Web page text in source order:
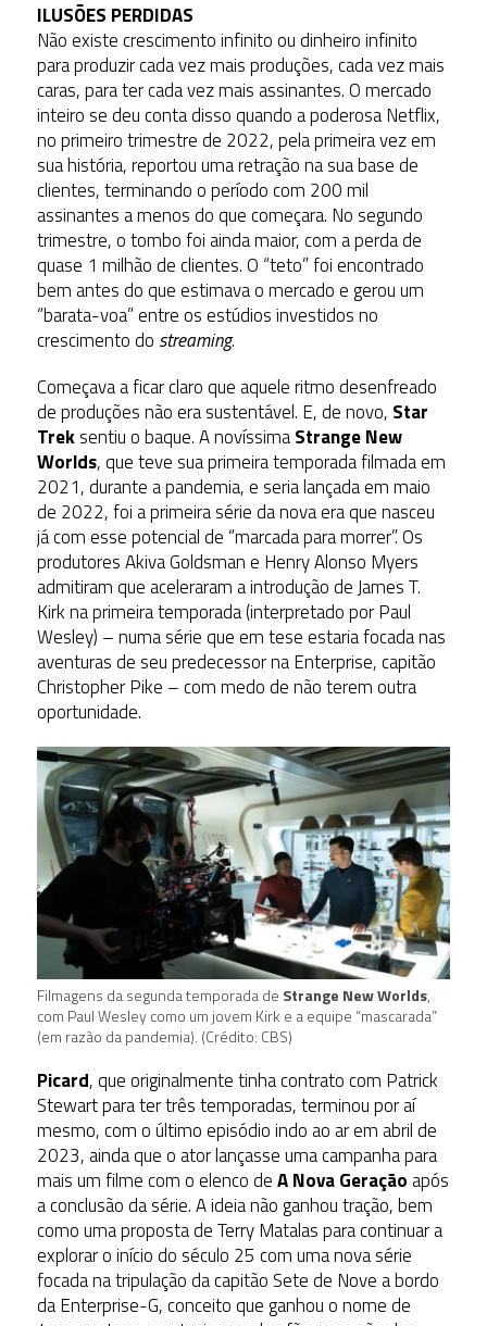
ILUSÕES PERDIDAS
Não existe crescimento infinito ou dinheiro infinito
para produzir cada vez mais produções, cada vez mais
caras, para ter cada vez mais assinantes. O mercado
inteiro se deu conta disso quando a poderosa Netflix,
no primeiro trimestre de 2022, pela primeira vez em
sua história, reportou uma retração na sua base de
clientes, terminando o período com 200 mil
assinantes a menos do que começara. No segundo
trimestre, o tombo foi ainda maior, com a perda de
quase 1 milhão de clientes. O “teto” foi encontrado
bem antes do que estimava o mercado e gerou um
“barata-voa” entre os estúdios investidos no
crescimento do streaming.
Começava a ficar claro que aquele ritmo desenfreado
de produções não era sustentável. E, de novo, Star
Treksentiu o baque. A novíssimaStrange New
Worlds, que teve sua primeira temporada filmada em
2021, durante a pandemia, e seria lançada em maio
de 2022, foi a primeira série da nova era que nasceu
já com esse potencial de “marcada para morrer”. Os
produtores Akiva Goldsman e Henry Alonso Myers
admitiram que aceleraram a introdução de James T.
Kirk na primeira temporada (interpretado por Paul
Wesley) – numa série que em tese estaria focada nas
aventuras de seu predecessor na Enterprise, capitão
Christopher Pike – com medo de não terem outra
oportunidade.
Filmagens da segunda temporada de Strange New Worlds,
com Paul Wesley como um jovem Kirk e a equipe “mascarada”
(em razão da pandemia). (Crédito: CBS)
Picard, que originalmente tinha contrato com Patrick
Stewart para ter três temporadas, terminou por aí
mesmo, com o último episódio indo ao ar em abril de
2023, ainda que o ator lançasse uma campanha para
mais um filme com o elenco deA Nova Geração após
a conclusão da série. A ideia não ganhou tração, bem
como uma proposta de Terry Matalas para continuar a
explorar o início do século 25 com uma nova série
focada na tripulação da capitão Sete de Nove a bordo
da Enterprise-G, conceito que ganhou o nome de